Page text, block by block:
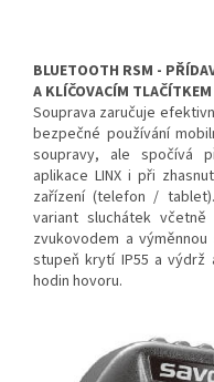
BLUETOOTH RSM -
A KLÍČOVACÍM
Souprava zaručuje
bezpečné používání
soupravy, ale spočívá
aplikace LINX i při
zařízení (telefon /
variant sluchátek
zvukovodem a
stupeň krytí IP55 a výdrž
hodin hovoru.